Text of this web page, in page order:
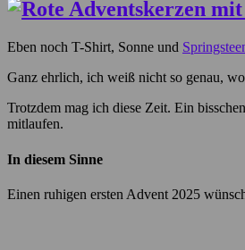
Eben noch T-Shirt, Sonne und
Ganz ehrlich, ich weiß nicht so genau,
Trotzdem mag ich diese Zeit. Ein
mitlaufen.
In diesem Sinne
Einen ruhigen ersten Advent 2025